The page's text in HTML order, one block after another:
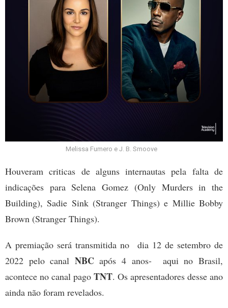
Melissa Fumero e J. B. Smoove
Houveram criticas de alguns internautas pela falta de
indicações para Selena Gomez (Only Murders in the
Building), Sadie Sink (Stranger Things)e Millie Bobby
Brown (Stranger Things).
A premiação será transmitida no dia 12 de setembro de
2022 pelo canal NBCapós 4 anos- aqui no Brasil,
acontece no canal pago TNT. Os apresentadores desse ano
ainda não foram revelados.